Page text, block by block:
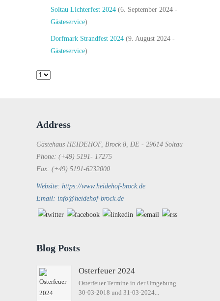
Soltau Lichterfest 2024 (6. September 2024 -
Gästeservice)
Dorfmark Strandfest 2024 (9. August 2024 -
Gästeservice)
Address
Gästehaus HEIDEHOF, Brock 8, DE - 29614 Soltau
Phone: (+49) 5191- 17275
Fax: (+49) 5191-6232000
Website: https://www.heidehof-brock.de
Email: info@heidehof-brock.de
Blog Posts
Osterfeuer 2024
Osterfeuer Termine in der Umgebung
30-03-2018 und 31-03-2024...